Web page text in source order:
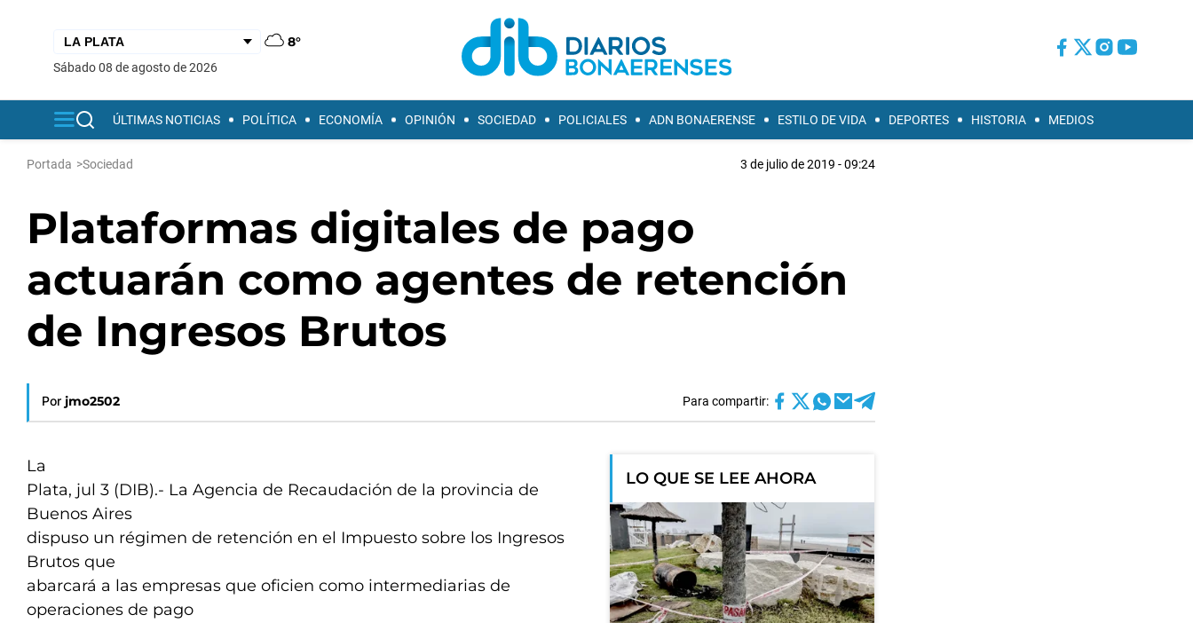
8°
sábado 08 de agosto de 2026
ÚLTIMAS NOTICIAS POLÍTICA ECONOMÍA OPINIÓN SOCIEDAD POLICIALES ADN BONAERENSE ESTILO DE VIDA DEPORTES HISTORIA MEDIOS
Portada >Sociedad 3 de julio de 2019 - 09:24
Plataformas digitales de pago
actuarán como agentes de retención
de Ingresos Brutos
Por jmo2502 Para compartir:
La
Plata, jul 3 (DIB).- La Agencia de Recaudación de la provincia de
Buenos Aires
dispuso un régimen de retención en el Impuesto sobre los Ingresos
Brutos que
abarcará a las empresas que oficien como intermediarias de
operaciones de pago
LO QUE SE LEE AHORA